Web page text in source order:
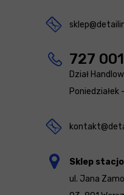
727
Dział
Sklep
ul. Jana